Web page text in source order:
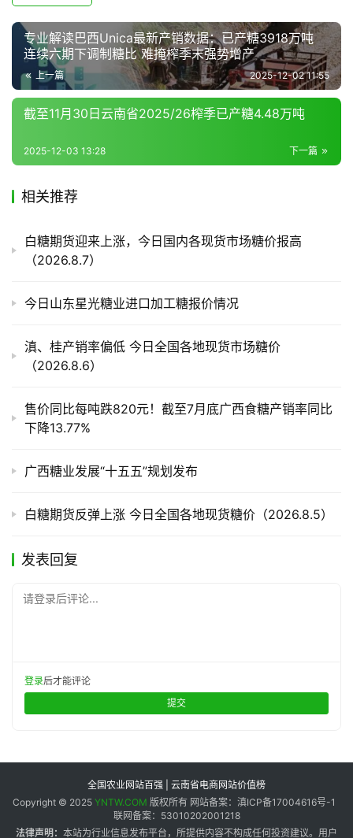
产
业
链
产
销
运
专业解读巴西Unica最新产销数据：已产糖3918万吨
连续六期下调制糖比 难掩榨季末强势增产
上一篇 2025-12-02 11:55
截至11月30日云南省2025/26榨季已产糖4.48万吨
下一篇
2025-12-03 13:28
相关推荐
白糖期货迎来上涨，今日国内各现货市场糖价报高
（2026.8.7）
今日山东星光糖业进口加工糖报价情况
滇、桂产销率偏低 今日全国各地现货市场糖价
（2026.8.6）
售价同比每吨跌820元！截至7月底广西食糖产销率同比
下降13.77%
广西糖业发展“十五五”规划发布
白糖期货反弹上涨 今日全国各地现货糖价（2026.8.5）
发表回复
请登录后评论...
登录后才能评论
提交
全国农业网站百强 | 云南省电商网站价值榜
Copyright © 2025 YNTW.COM 版权所有 网站备案：滇ICP备17004616号-1
联网备案：53010202001218
法律声明： 本站为行业信息发布平台，所提供内容不构成任何投资建议。用户